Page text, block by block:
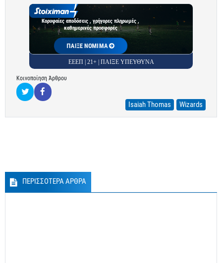
Κορυφαίες αποδόσεις , γρήγορες πληρωμές ,
καθημερινές προσφορές
ΠΑΙΞΕ ΝΟΜΙΜΑ
ΕΕΕΠ | 21+ | ΠΑΙΞΕ ΥΠΕΥΘΥΝΑ
Κοινοποίηση Άρθρου
Isaiah Thomas Wizards
ΠΕΡΙΣΣΟΤΕΡΑ ΑΡΘΡΑ